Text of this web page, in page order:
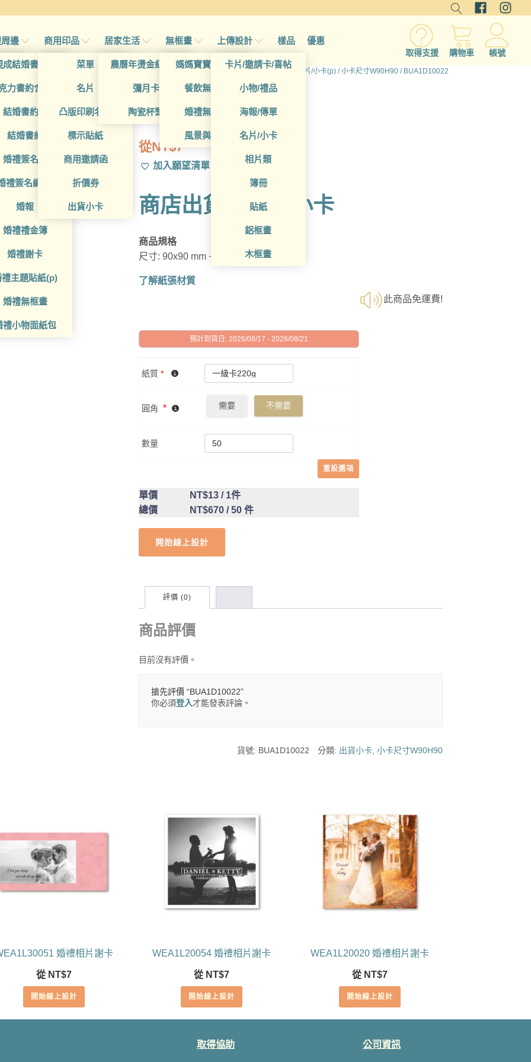
邊
成結婚書約夾
力書約含木座
結婚書約組
結婚書約
婚禮簽名簿
禮簽名綢(p)
婚報
婚禮禮金簿
婚禮謝卡
禮主題貼紙(p)
婚禮無框畫
禮小物面紙包
商用印品
菜單
名片
凸版印刷名片
標示貼紙
商用邀請函
折價券
出貨小卡
居家生活
農曆年燙金紅包袋
彌月卡
陶瓷杯墊
無框畫
媽媽寶寶無框畫
餐飲無框畫
婚禮無框畫
風景與藝術
上傳設計
卡片/邀請卡/喜帖
小物/禮品
海報/傳單
名片/小卡
相片類
簿冊
貼紙
鋁框畫
木框畫
樣品 優惠
取得支援 購物車 帳號
首頁/ 所有產品 名片/小卡(p) /小卡尺寸W90H90 / BUA1D10022
BUA1D10022
從NT$7
加入願望清單
商店出貨Memo 小卡
商品規格
尺寸: 90x90 mm +/- 1 mm
了解紙張材質
此商品免運費!
預計到貨日: 2026/08/17 - 2026/08/21
紙質 *
圓角 * 需要 不需要
數量
重設選項
單價 NT$13 / 1件
總價
NT$670 / 50 件
開始線上設計
評價 (0)
商品評價
目前沒有評價。
搶先評價 “BUA1D10022”
你必須登入才能發表評論。
貨號: BUA1D10022 分類: 出貨小卡 ,小卡尺寸W90H90
婚禮相片謝卡
從 NT$7
開始線上設計
WEA1L20054 婚禮相片謝卡
從 NT$7
開始線上設計
WEA1L20020 婚禮相片謝卡
從 NT$7
開始線上設計
取得協助 公司資訊